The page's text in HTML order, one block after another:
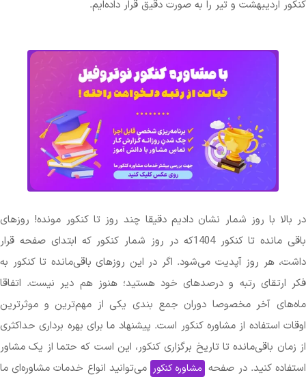
و تیر را به صورت دقیق قرار داده‌ایم.
با روز شمار نشان دادیم دقیقا چند روز تا کنکور مونده! روزهای
باقی مانده تا کنکور 1404که در روز شمار کنکور که ابتدای صفحه قرار
روز آپدیت می‌شود. اگر در این روزهای باقی‌مانده تا کنکور به
رتبه و درصدهای خود هستید؛ هنوز هم دیر نیست. اتفاقا
آخر مخصوصا دوران جمع بندی یکی از مهم‌ترین و موثرترین
از مشاوره کنکور است. پیشنهاد ما برای بهره برداری حداکثری
باقی‌مانده تا تاریخ برگزاری کنکور، این است که حتما از یک مشاور
کنید. در صفحهمشاوره کنکورمی‌توانید انواع خدمات مشاوره‌ای ما